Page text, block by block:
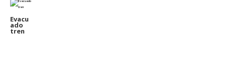
Evacu
ado
tren